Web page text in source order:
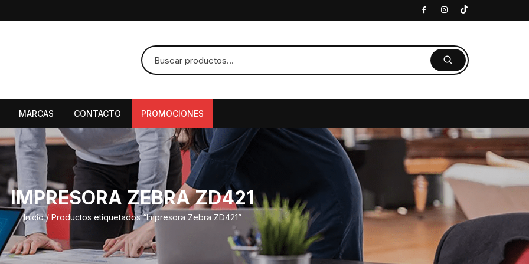
MARCAS CONTACTO PROMOCIONES
IMPRESORA ZEBRA ZD421
Inicio/ Productos etiquetados “Impresora Zebra ZD421”